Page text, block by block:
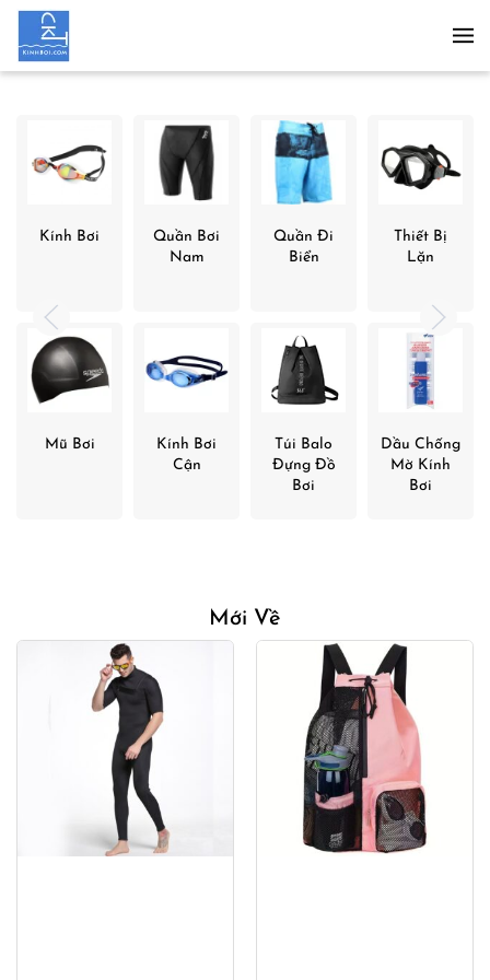
Skip to main content
Kính Bơi
Mũ Bơi
Quần Bơi
Nam
Kính Bơi
Cận
Quần Đi
Biển
Túi Balo
Đựng Đồ
Bơi
Thiết Bị
Lặn
Dầu Chống
Mờ Kính
Bơi
Mới Về